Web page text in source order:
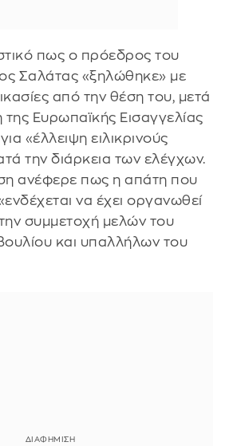
πως ο πρόεδρος του
Σαλάτας «ξηλώθηκε» με
από την θέση του, μετά
Ευρωπαϊκής Εισαγγελίας
«έλλειψη ειλικρινούς
την διάρκεια των ελέγχων.
ανέφερε πως η απάτη που
να έχει οργανωθεί
συμμετοχή μελών του
και υπαλλήλων του